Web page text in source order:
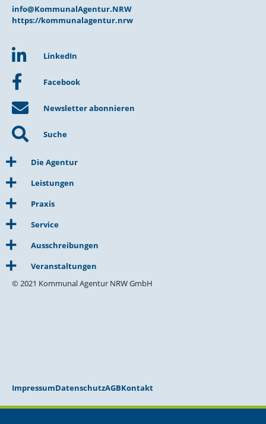
info@KommunalAgentur.NRW
https://kommunalagentur.nrw
LinkedIn
Facebook
Newsletter abonnieren
Suche
Die Agentur
Leistungen
Praxis
Service
Ausschreibungen
Veranstaltungen
© 2021 Kommunal Agentur NRW GmbH
ImpressumDatenschutzAGBKontakt